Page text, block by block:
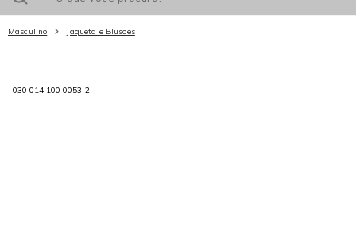
Masculino Jaqueta e Blusões
030 014 100 0053-2